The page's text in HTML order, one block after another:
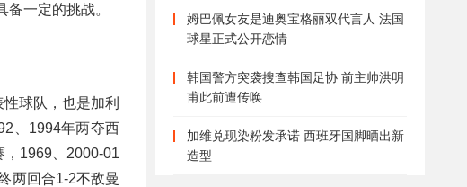
一定的挑战。
球队，也是加利
、1994年两夺西
，1969、2000-01
两回合1-2不敌曼
姆巴佩女友是迪奥宝格丽双代言人 法国
球星正式公开恋情
韩国警方突袭搜查韩国足协 前主帅洪明
甫此前遭传唤
加维兑现染粉发承诺 西班牙国脚晒出新
造型